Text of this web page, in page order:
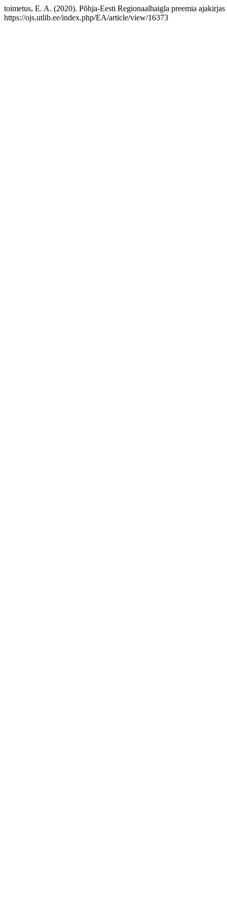
toimetus, E. A. (2020). Põhja-Eesti Regionaalhaigla preemia
https://ojs.utlib.ee/index.php/EA/article/view/16373